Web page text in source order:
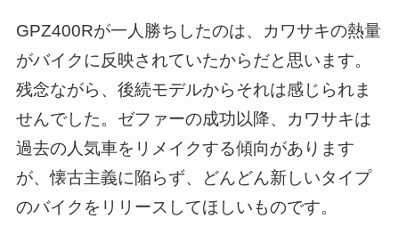
GPZ400Rが一人勝ちしたのは、カワサキの熱量
がバイクに反映されていたからだと思います。
残念ながら、後続モデルからそれは感じられま
せんでした。ゼファーの成功以降、カワサキは
過去の人気車をリメイクする傾向があります
が、懐古主義に陥らず、どんどん新しいタイプ
のバイクをリリースしてほしいものです。